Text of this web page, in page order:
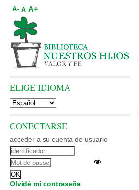
A- A A+
ELIGE IDIOMA
CONECTARSE
acceder a su cuenta de usuario
Olvidé mi contraseña